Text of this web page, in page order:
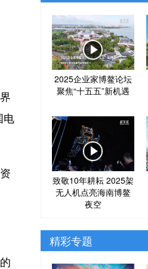
电
2025企业家博鳌论坛
聚焦“十五五”新机遇
致敬10年耕耘 2025架
无人机点亮海南博鳌
夜空
精彩专题